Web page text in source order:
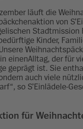
läuft die
von
Stadtmission
Kinder,
einenAlltag, der für
geprägt ist. Sie
auch viele
so S’Einlädele-
für